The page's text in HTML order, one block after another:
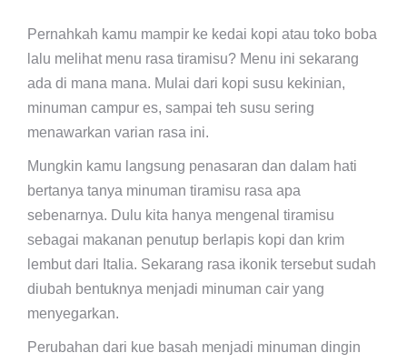
Pernahkah kamu mampir ke kedai kopi atau toko boba
lalu melihat menu rasa tiramisu? Menu ini sekarang
ada di mana mana. Mulai dari kopi susu kekinian,
minuman campur es, sampai teh susu sering
menawarkan varian rasa ini.
Mungkin kamu langsung penasaran dan dalam hati
bertanya tanya minuman tiramisu rasa apa
sebenarnya. Dulu kita hanya mengenal tiramisu
sebagai makanan penutup berlapis kopi dan krim
lembut dari Italia. Sekarang rasa ikonik tersebut sudah
diubah bentuknya menjadi minuman cair yang
menyegarkan.
Perubahan dari kue basah menjadi minuman dingin